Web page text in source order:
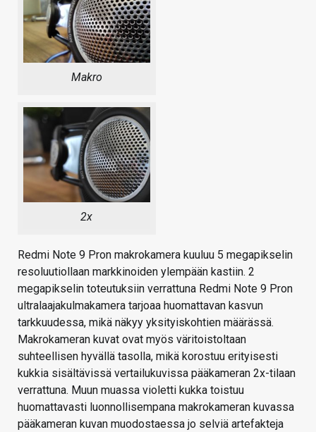
Makro
2x
Redmi Note 9 Pron makrokamera kuuluu 5 megapikselin
resoluutiollaan markkinoiden ylempään kastiin. 2
megapikselin toteutuksiin verrattuna Redmi Note 9 Pron
ultralaajakulmakamera tarjoaa huomattavan kasvun
tarkkuudessa, mikä näkyy yksityiskohtien määrässä.
Makrokameran kuvat ovat myös väritoistoltaan
suhteellisen hyvällä tasolla, mikä korostuu erityisesti
kukkia sisältävissä vertailukuvissa pääkameran 2x-tilaan
verrattuna. Muun muassa violetti kukka toistuu
huomattavasti luonnollisempana makrokameran kuvassa
pääkameran kuvan muodostaessa jo selviä artefakteja